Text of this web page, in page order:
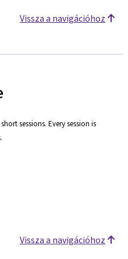
Vissza a navigációhoz
sessions. Every session is
Vissza a navigációhoz